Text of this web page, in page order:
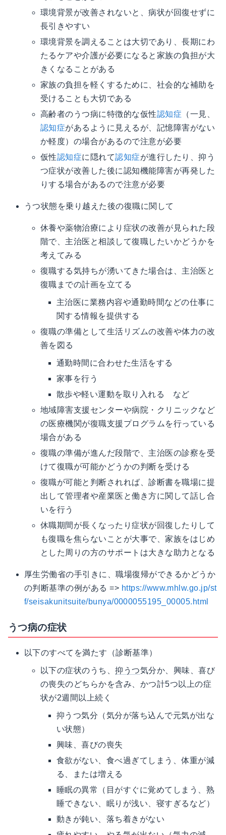
環境背景が改善されないと、病状が回復せずに
長引きやすい
環境背景を調えることは大切であり、長期にわ
たるケアや介護が必要になると家族の負担が大
きくなることがある
家族の負担を軽くするために、社会的な補助を
受けることも大切である
高齢者のうつ病に特徴的な仮性認知症 （一見、
認知症があるように見えるが、記憶障害がない
か軽度）の場合があるので注意が必要
仮性認知症に隠れて認知症が進行したり、抑う
つ症状が改善した後に認知機能障害が再発した
りする場合があるので注意が必要
うつ状態を乗り越えた後の復職に関して
休養や薬物治療により症状の改善が見られた段
階で、主治医と相談して復職したいかどうかを
考えてみる
復職する気持ちが湧いてきた場合は、主治医と
復職までの計画を立てる
主治医に業務内容や通勤時間などの仕事に
関する情報を提供する
復職の準備として生活リズムの改善や体力の改
善を図る
通勤時間に合わせた生活をする
家事を行う
散歩や軽い運動を取り入れる など
地域障害支援センターや病院・クリニックなど
の医療機関が復職支援プログラムを行っている
場合がある
復職の準備が進んだ段階で、主治医の診察を受
けて復職が可能かどうかの判断を受ける
復職が可能と判断されれば、診断書を職場に提
出して管理者や産業医と働き方に関して話し合
いを行う
休職期間が長くなったり症状が回復したりして
も復職を焦らないことが大事で、家族をはじめ
とした周りの方のサポートは大きな助力となる
厚生労働省の手引きに、職場復帰ができるかどうか
の判断基準の例がある => https://www.mhlw.go.jp/st
f/seisakunitsuite/bunya/0000055195_00005.html
うつ病の症状
以下のすべてを満たす（診断基準）
以下の症状のうち、抑うつ気分か、興味、喜び
の喪失のどちらかを含み、かつ計5つ以上の症
状が2週間以上続く
抑うつ気分（気分が落ち込んで元気が出な
い状態）
興味、喜びの喪失
食欲がない、食べ過ぎてしまう、体重が減
る、または増える
睡眠の異常（目がすぐに覚めてしまう、熟
睡できない、眠りが浅い、寝すぎるなど）
動きが鈍い、落ち着きがない